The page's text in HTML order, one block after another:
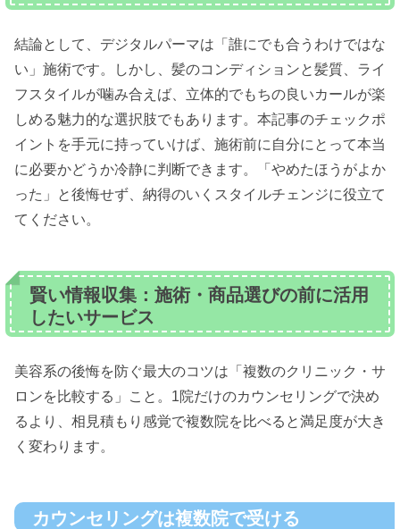
結論として、デジタルパーマは「誰にでも合うわけではな
い」施術です。しかし、髪のコンディションと髪質、ライ
フスタイルが噛み合えば、立体的でもちの良いカールが楽
しめる魅力的な選択肢でもあります。本記事のチェックポ
イントを手元に持っていけば、施術前に自分にとって本当
に必要かどうか冷静に判断できます。「やめたほうがよか
った」と後悔せず、納得のいくスタイルチェンジに役立て
てください。
賢い情報収集：施術・商品選びの前に活用
したいサービス
美容系の後悔を防ぐ最大のコツは「複数のクリニック・サ
ロンを比較する」こと。1院だけのカウンセリングで決め
るより、相見積もり感覚で複数院を比べると満足度が大き
く変わります。
カウンセリングは複数院で受ける